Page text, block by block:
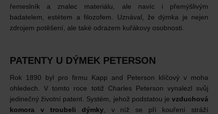
řemeslník a znalec materiálu, ale navíc i přemýšlivým
badatelem, estétem a filozofem. Uznával, že dýmka je nejen
zdrojem potěšení, ale také odrazem kuřákovy osobnosti.
PATENTY U DÝMEK PETERSON
Rok 1890 byl pro firmu Kapp and Peterson klíčový v moha
ohledech. V tomto roce totiž Charles Peterson vynalezl svůj
jedinečný životní patent. Systém, jehož podstatou je vzduchová
komora v troubeli dýmky, v níž se při kouření stráží